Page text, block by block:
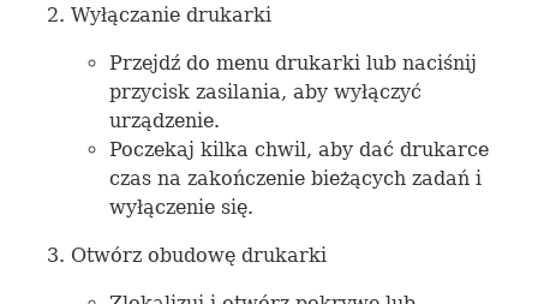
Wyłączanie drukarki
Przejdź do menu drukarki lub naciśnij
przycisk zasilania, aby wyłączyć
urządzenie.
Poczekaj kilka chwil, aby dać drukarce
czas na zakończenie bieżących zadań i
wyłączenie się.
Otwórz obudowę drukarki